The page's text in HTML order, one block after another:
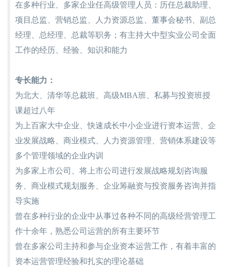
在多种行业、多家企业任高级管理人员：历任总裁助理、
项目总监、营销总监、人力资源总监、董事会秘书、副总
经理、总经理、总裁等职务；有主持大中型实业公司全面
工作的经历、经验、知识和能力
专长能力：
为北大、清华等总裁班、高级MBA班、私募与投资班授
课超过八年
为上百家大中企业、快速成长中小企业进行资本运营、企
业发展战略、商业模式、人力资源管理、营销体系建设等
多个管理领域的企业内训
为多家上市公司、将上市公司进行发展战略规划咨询服
务、商业模式规划服务、企业筹融资与投资服务咨询并指
导实施
曾在多种行业的企业中从事过各种不同的高级经营管理工
作十余年，熟悉公司运营的所有主要环节
曾在多家公司主持和参与企业资本运营工作，有着丰富的
资本运营管理经验和扎实的理论基础